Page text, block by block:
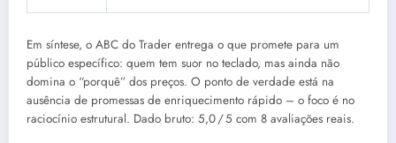
Em síntese, o ABC do Trader entrega o que promete para um
público específico: quem tem suor no teclado, mas ainda não
domina o “porquê” dos preços. O ponto de verdade está na
ausência de promessas de enriquecimento rápido – o foco é no
raciocínio estrutural. Dado bruto: 5,0 / 5 com 8 avaliações reais.